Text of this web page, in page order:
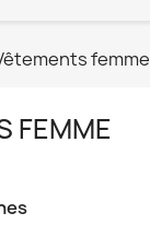
femme
FEMME